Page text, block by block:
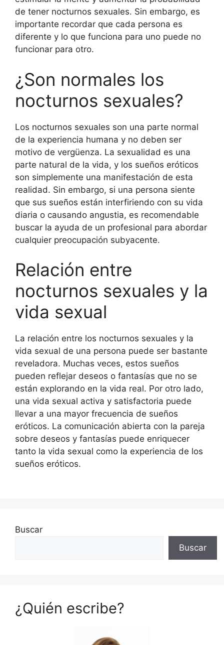
de tener nocturnos sexuales. Sin embargo, es
importante recordar que cada persona es
diferente y lo que funciona para uno puede no
funcionar para otro.
¿Son normales los
nocturnos sexuales?
Los nocturnos sexuales son una parte normal
de la experiencia humana y no deben ser
motivo de vergüenza. La sexualidad es una
parte natural de la vida, y los sueños eróticos
son simplemente una manifestación de esta
realidad. Sin embargo, si una persona siente
que sus sueños están interfiriendo con su vida
diaria o causando angustia, es recomendable
buscar la ayuda de un profesional para abordar
cualquier preocupación subyacente.
Relación entre
nocturnos sexuales y la
vida sexual
La relación entre los nocturnos sexuales y la
vida sexual de una persona puede ser bastante
reveladora. Muchas veces, estos sueños
pueden reflejar deseos o fantasías que no se
están explorando en la vida real. Por otro lado,
una vida sexual activa y satisfactoria puede
llevar a una mayor frecuencia de sueños
eróticos. La comunicación abierta con la pareja
sobre deseos y fantasías puede enriquecer
tanto la vida sexual como la experiencia de los
sueños eróticos.
Buscar
Buscar
¿Quién escribe?